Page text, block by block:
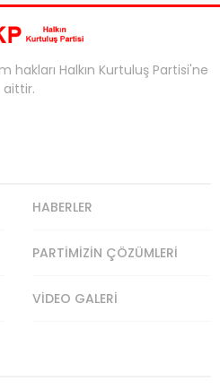
hakları Halkın Kurtuluş Partisi'ne
aittir.
HABERLER
PARTİMİZİN ÇÖZÜMLERİ
VİDEO GALERİ